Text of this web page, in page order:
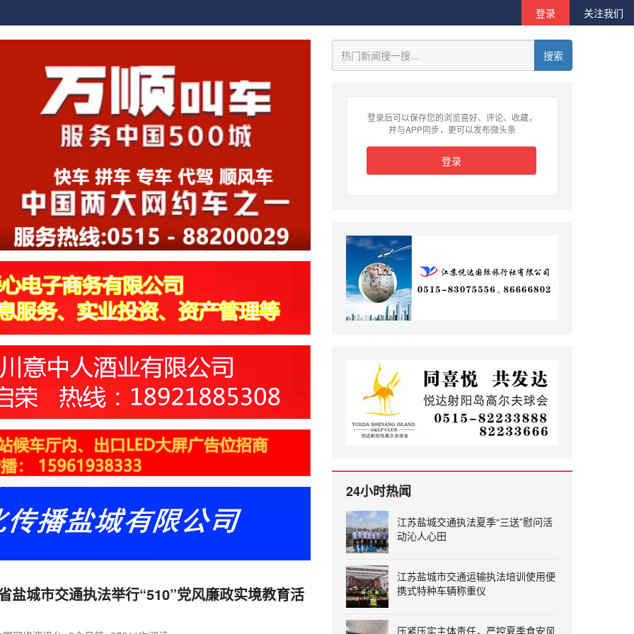
关注我们
登录
盐城市交通执法举行“510”党风廉政实境教育活
搜索
登录后可以保存您的浏览喜好、评论、收藏，
并与APP同步，更可以发布微头条
登录
24小时热闻
江苏盐城交通执法夏季“三送”慰问活
动沁人心田
江苏盐城市交通运输执法培训使用便
携式特种车辆称重仪
压紧压实主体责任，严控夏季食安风